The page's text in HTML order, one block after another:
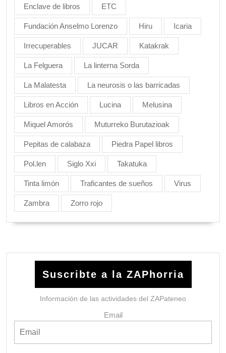
Enclave de libros ETC
Fundación Anselmo Lorenzo Hiru Icaria
Irrecuperables JUCAR Katakrak
La Felguera La linterna Sorda
La Malatesta La neurosis o las barricadas
Libros en Acción Lucina Melusina
Miquel Amorós Muturreko Burutazioak
Pepitas de calabaza Piedra Papel libros
Pol.len Siglo Xxi Takatuka
Tinta limón Traficantes de sueños Virus
Zambra Zorro rojo
Suscribte a la ZAPhorria
Información de las actividades del ZAPateneo
Email